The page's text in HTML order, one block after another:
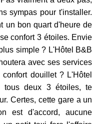
sympas pour t'installer.
un bon quart d'heure de
confort 3 étoiles. Envie
simple ? L'Hôtel B&B
avec ses services
douillet ? L'Hôtel
tous deux 3 étoiles, te
Certes, cette gare a un
est d'accord, aucune